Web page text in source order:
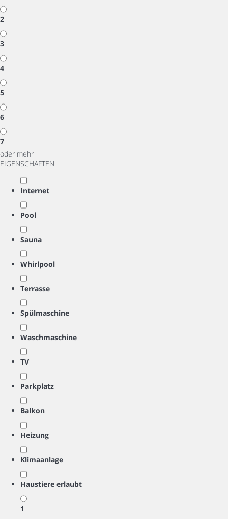
2
3
4
5
6
7
oder mehr
EIGENSCHAFTEN
Internet
Pool
Sauna
Whirlpool
Terrasse
Spülmaschine
Waschmaschine
TV
Parkplatz
Balkon
Heizung
Klimaanlage
Haustiere erlaubt
1